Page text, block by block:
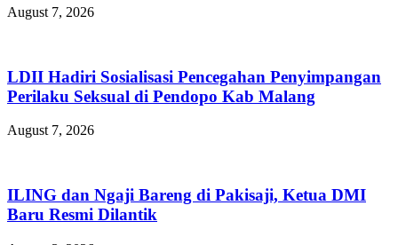
August 7, 2026
LDII Hadiri Sosialisasi Pencegahan Penyimpangan
Perilaku Seksual di Pendopo Kab Malang
August 7, 2026
ILING dan Ngaji Bareng di Pakisaji, Ketua DMI
Baru Resmi Dilantik